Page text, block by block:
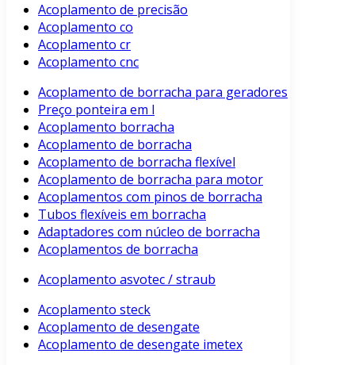
Acoplamento de precisão
Acoplamento co
Acoplamento cr
Acoplamento cnc
Acoplamento de borracha para geradores
Preço ponteira em l
Acoplamento borracha
Acoplamento de borracha
Acoplamento de borracha flexível
Acoplamento de borracha para motor
Acoplamentos com pinos de borracha
Tubos flexíveis em borracha
Adaptadores com núcleo de borracha
Acoplamentos de borracha
Acoplamento asvotec / straub
Acoplamento steck
Acoplamento de desengate
Acoplamento de desengate imetex